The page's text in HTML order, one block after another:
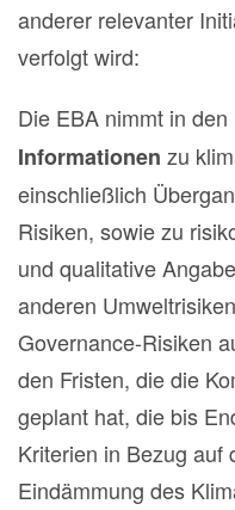
anderer relevanter
verfolgt wird:
Die EBA nimmt in den
Informationen zu
einschließlich
Risiken, sowie zu
und qualitative
anderen
Governance-Risiken
den Fristen, die die
geplant hat, die bis
Kriterien in Bezug auf
Eindämmung des